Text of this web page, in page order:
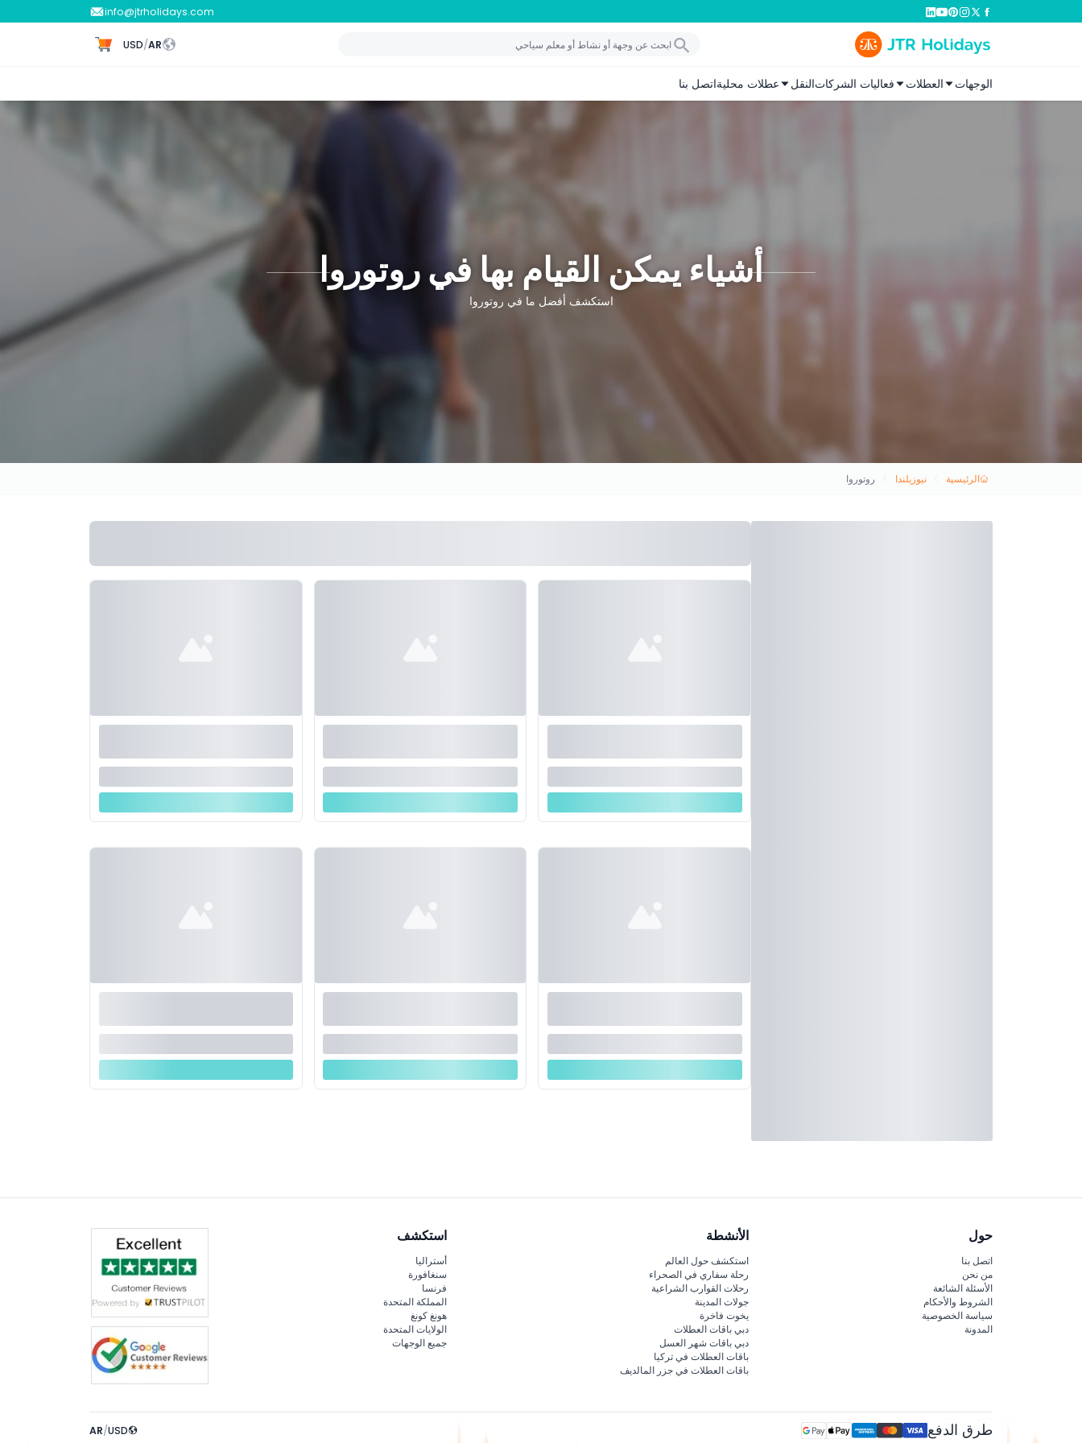
info@jtrholidays.com
AR
/
USD
الوجهات العطلات فعاليات الشركاتالنقل عطلات محليةاتصل بنا
أشياء يمكن القيام بها في روتوروا
استكشف أفضل ما في روتوروا
الرئيسية نيوزيلندا روتوروا
حول
اتصل بنا
من نحن
الأسئلة الشائعة
الشروط والأحكام
سياسة الخصوصية
المدونة
الأنشطة
استكشف حول العالم
رحلة سفاري في الصحراء
رحلات القوارب الشراعية
جولات المدينة
يخوت فاخرة
دبي باقات العطلات
دبي باقات شهر العسل
باقات العطلات في تركيا
باقات العطلات في جزر المالديف
استكشف
أستراليا
سنغافورة
فرنسا
المملكة المتحدة
هونغ كونغ
الولايات المتحدة
جميع الوجهات
طرق الدفع AR/USD